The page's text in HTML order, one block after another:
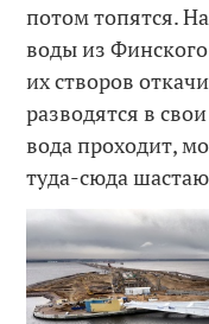
потом топятся.
воды из Финского
их створов
разводятся в
вода проходит,
туда-сюда